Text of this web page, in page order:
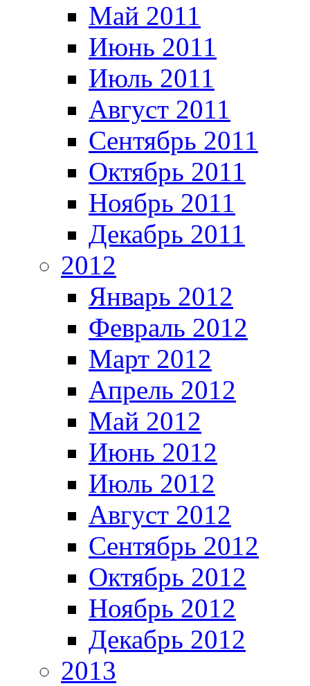
Май 2011
Июнь 2011
Июль 2011
Август 2011
Сентябрь 2011
Октябрь 2011
Ноябрь 2011
Декабрь 2011
2012
Январь 2012
Февраль 2012
Март 2012
Апрель 2012
Май 2012
Июнь 2012
Июль 2012
Август 2012
Сентябрь 2012
Октябрь 2012
Ноябрь 2012
Декабрь 2012
2013